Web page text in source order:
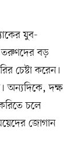
যুব-
বড়
চেষ্টা করেন।
অন্যদিকে, দক্ষ
চলে
জোগান